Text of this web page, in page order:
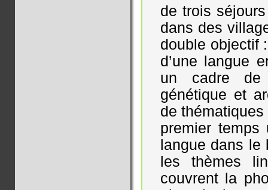
de trois
dans des
double objectif
d’une langue
un cadre de
génétique et
de
premier temps
langue dans
les thèmes
couvrent la